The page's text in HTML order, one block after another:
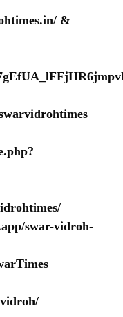
&
swar-vidroh-